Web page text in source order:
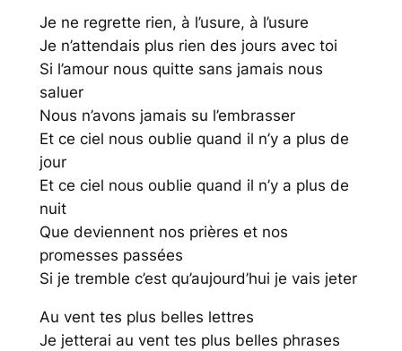
Je ne regrette rien, à l’usure, à l’usure
Je n’attendais plus rien des jours avec toi
Si l’amour nous quitte sans jamais nous
saluer
Nous n’avons jamais su l’embrasser
Et ce ciel nous oublie quand il n’y a plus de
jour
Et ce ciel nous oublie quand il n’y a plus de
nuit
Que deviennent nos prières et nos
promesses passées
Si je tremble c’est qu’aujourd’hui je vais jeter
Au vent tes plus belles lettres
Je jetterai au vent tes plus belles phrases